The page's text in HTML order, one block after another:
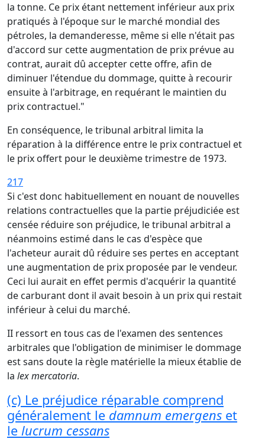
la tonne. Ce prix étant nettement inférieur aux prix
pratiqués à l'époque sur le marché mondial des
pétroles, la demanderesse, même si elle n'était pas
d'accord sur cette augmentation de prix prévue au
contrat, aurait dû accepter cette offre, afin de
diminuer l'étendue du dommage, quitte à recourir
ensuite à l'arbitrage, en requérant le maintien du
prix contractuel."
En conséquence, le tribunal arbitral limita la
réparation à la différence entre le prix contractuel et
le prix offert pour le deuxième trimestre de 1973.
217
Si c'est donc habituellement en nouant de nouvelles
relations contractuelles que la partie préjudiciée est
censée réduire son préjudice, le tribunal arbitral a
néanmoins estimé dans le cas d'espèce que
l'acheteur aurait dû réduire ses pertes en acceptant
une augmentation de prix proposée par le vendeur.
Ceci lui aurait en effet permis d'acquérir la quantité
de carburant dont il avait besoin à un prix qui restait
inférieur à celui du marché.
II ressort en tous cas de l'examen des sentences
arbitrales que l'obligation de minimiser le dommage
est sans doute la règle matérielle la mieux établie de
la lex mercatoria.
(c) Le préjudice réparable comprend
généralement le damnum emergens et
le lucrum cessans